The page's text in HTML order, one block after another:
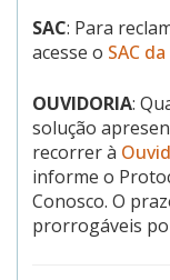
SAC: Para
acesse o SAC
OUVIDORIA:
solução
recorrer à
informe o
Conosco. O
prorrogáveis